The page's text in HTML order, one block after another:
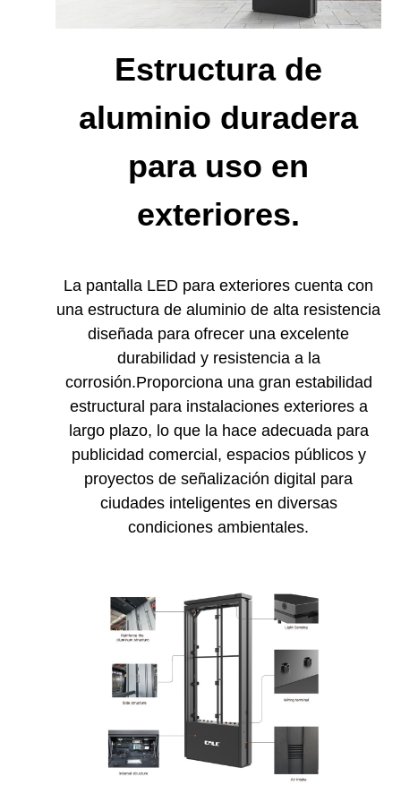
Estructura de
aluminio duradera
para uso en
exteriores.
La pantalla LED para exteriores cuenta con
una estructura de aluminio de alta resistencia
diseñada para ofrecer una excelente
durabilidad y resistencia a la
corrosión.Proporciona una gran estabilidad
estructural para instalaciones exteriores a
largo plazo, lo que la hace adecuada para
publicidad comercial, espacios públicos y
proyectos de señalización digital para
ciudades inteligentes en diversas
condiciones ambientales.